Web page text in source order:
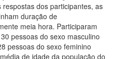
respostas dos participantes, as
duração de
meia hora. Participaram
pessoas do sexo masculino
pessoas do sexo feminino
de idade da população do